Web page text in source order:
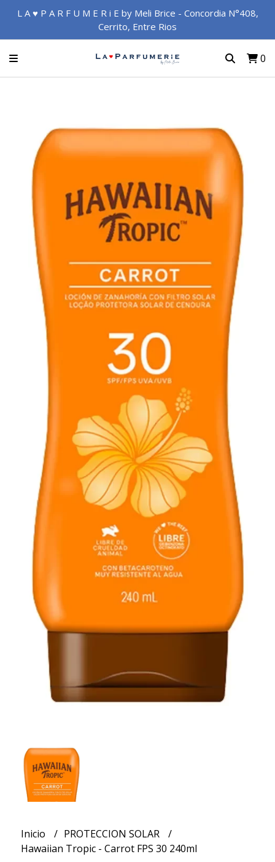
L A ♥ P A R F U M E R i E by Meli Brice - Concordia N°408,
Cerrito, Entre Rios
0
Inicio
PROTECCION SOLAR
Hawaiian Tropic - Carrot FPS 30 240ml